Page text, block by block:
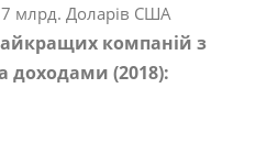
млрд. Доларів США
компаній з
доходами (2018):